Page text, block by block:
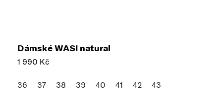
Dámské WASI natural
1 990 Kč
36 37 38 39 40 41 42 43